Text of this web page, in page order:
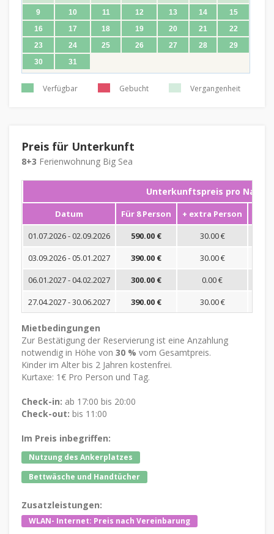
9
10 11 12 13 14
15
16
17 18 19 20 21
22
23
24 25 26 27 28
29
30
31
Verfügbar Gebucht Vergangenheit
Preis für Unterkunft
8+3 Ferienwohnung Big Sea
Unterkunftspreis pro Nacht
Datum Für 8 Person + extra Person
01.07.2026 - 02.09.2026
590.00 €
30.00 €
03.09.2026 - 05.01.2027
390.00 €
30.00 €
06.01.2027 - 04.02.2027
300.00 €
0.00 €
27.04.2027 - 30.06.2027
390.00 € 30.00 €
Mietbedingungen
Zur Bestätigung der Reservierung ist eine Anzahlung
notwendig in Höhe von 30 % vom Gesamtpreis.
Kinder im Alter bis 2 Jahren kostenfrei.
Kurtaxe: 1€ Pro Person und Tag.
Check-in: ab 17:00 bis 20:00
Check-out: bis 11:00
Im Preis inbegriffen:
Nutzung des Ankerplatzes
Bettwäsche und Handtücher
Zusatzleistungen:
WLAN- Internet: Preis nach Vereinbarung